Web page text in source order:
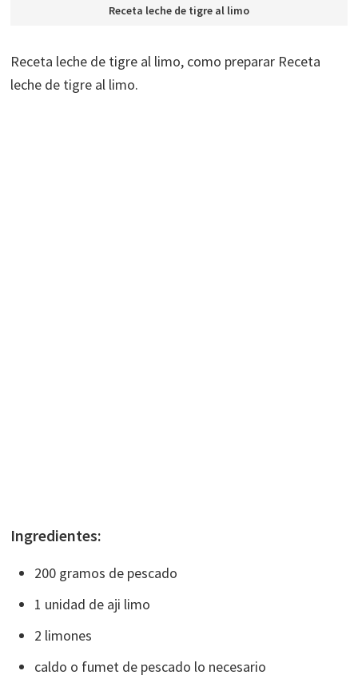
Receta leche de tigre al limo
Receta leche de tigre al limo, como preparar Receta
leche de tigre al limo.
Ingredientes:
200 gramos de pescado
1 unidad de aji limo
2 limones
caldo o fumet de pescado lo necesario